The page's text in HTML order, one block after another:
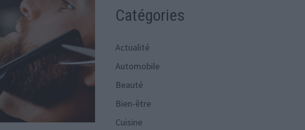
Catégories
Actualité
Automobile
Beauté
Bien-être
Cuisine